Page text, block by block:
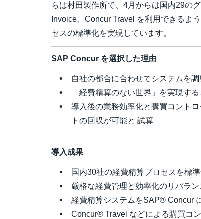
らは村田製作所で、4月からは国内29の
Invoice、Concur Travel を利用できるよ
セスの標準化を実現しています。
SAP Concur を選択した理由
自社の都合に合わせてシステムを
「経費精算のない世界」を実現す
導入後の業務効率化と購買コント
トの回収が可能と 試算
導入成果
国内30社の経費精算プロセスを標
厳格な経費管理と効率化のリバラン
経費精算システムをSAP® Concur
Concur® Travel などによる購買コ